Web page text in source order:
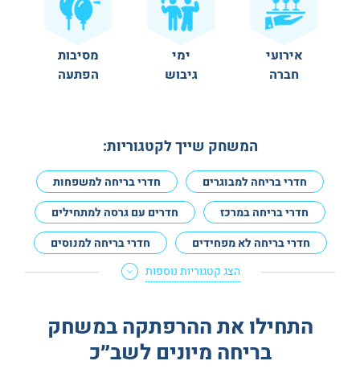
אירועי
חברה
ימי
גיבוש
מסיבות
הפתעה
המשחק שייך לקטגוריות:
חדרי בריחה למבוגרים
חדרי בריחה למשפחות
חדרי בריחה במרכז
חדרים עם גרסה למתחילים
חדרי בריחה לא מפחידים
חדרי בריחה למנוסים
חדרי בריחה לדייט
חדרי בריחה לזוגותהצג קטגוריות נוספות
התחילו את ההרפתקה במשחק
בריחה מיונים לשב״כ